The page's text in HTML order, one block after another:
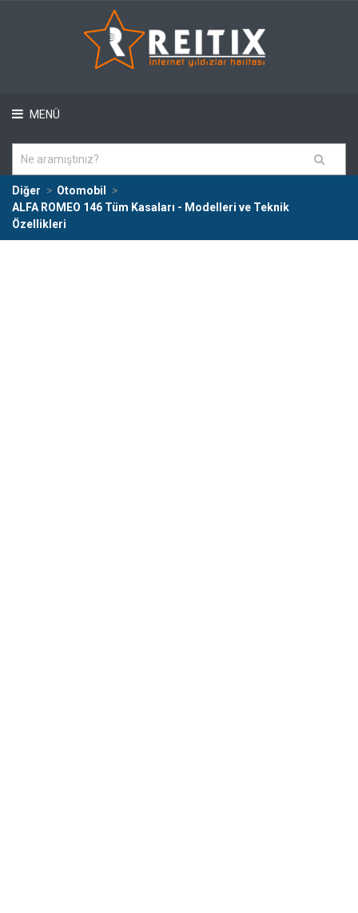
MENÜ
Diğer
Otomobil
ALFA ROMEO 146 Tüm Kasaları - Modelleri ve Teknik
Özellikleri